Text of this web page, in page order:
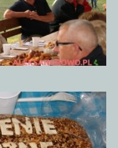
15.09.20185